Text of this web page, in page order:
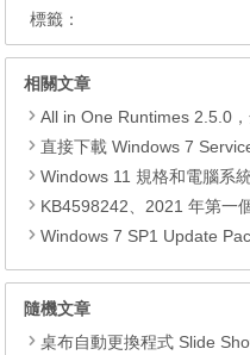
標籤：
相關文章
All in One Runtimes 2.5.0，全自動安裝.Net
直接下載 Windows 7
Windows 11 規格和電腦系
KB4598242、2021 年第一個 Windows 10 更新，改善
Windows 7 SP1 Update
隨機文章
桌布自動更換程式 Slide